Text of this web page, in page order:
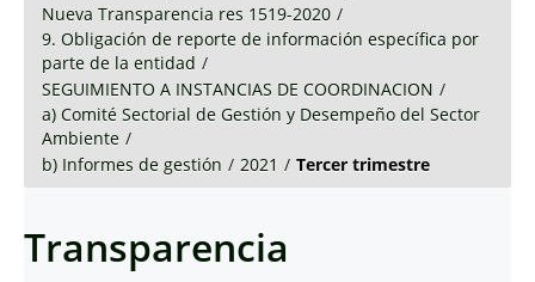
Nueva Transparencia res 1519-2020 /
9. Obligación de reporte de información específica por
parte de la entidad /
SEGUIMIENTO A INSTANCIAS DE COORDINACION /
a) Comité Sectorial de Gestión y Desempeño del Sector
Ambiente /
b) Informes de gestión / 2021 / Tercer trimestre
Transparencia